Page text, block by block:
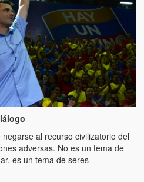
with chavistas)
de los niños” (The mockery of
(Children of the streets of
(Luis and El Mono… armed)
televisión clausurados por el
al recurso civilizatorio del
adversas. No es un tema de
es un tema de seres